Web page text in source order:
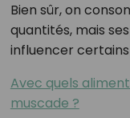
Bien sûr, on
quantités, mais
influencer
Avec quels
muscade ?